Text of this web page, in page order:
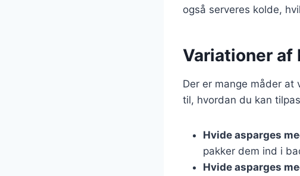
også serveres kolde,
Variationer af
Der er mange måder at
til, hvordan du kan
Hvide asparges
pakker dem ind i
Hvide asparges